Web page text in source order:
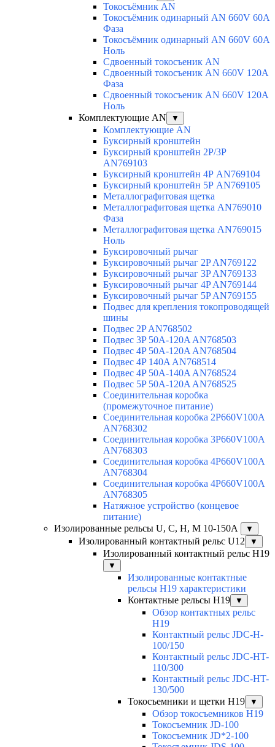
Токосъёмник AN
Токосъёмник одинарный AN 660V 60A
Фаза
Токосъёмник одинарный AN 660V 60A
Ноль
Сдвоенный токосъеник AN
Сдвоенный токосъеник AN 660V 120A
Фаза
Сдвоенный токосъеник AN 660V 120A
Ноль
Комплектующие AN
▼
Комплектующие AN
Буксирный кронштейн
Буксирный кронштейн 2Р/3Р
AN769103
Буксирный кронштейн 4Р AN769104
Буксирный кронштейн 5Р AN769105
Металлографитовая щетка
Металлографитовая щетка AN769010
Фаза
Металлографитовая щетка AN769015
Ноль
Буксировочный рычаг
Буксировочный рычаг 2P AN769122
Буксировочный рычаг 3P AN769133
Буксировочный рычаг 4P AN769144
Буксировочный рычаг 5P AN769155
Подвес для крепления токопроводящей
шины
Подвес 2P AN768502
Подвес 3P 50A-120A AN768503
Подвес 4P 50A-120A AN768504
Подвес 4P 140A AN768514
Подвес 4P 50A-140A AN768524
Подвес 5P 50A-120A AN768525
Соединительная коробка
(промежуточное питание)
Соединительная коробка 2P660V100A
AN768302
Соединительная коробка 3P660V100A
AN768303
Соединительная коробка 4P660V100A
AN768304
Соединительная коробка 4P660V100A
AN768305
Натяжное устройство (концевое
питание)
Изолированные рельсы U, C, H, M 10-150А
▼
Изолированный контактный рельс U12 ▼
Изолированный контактный рельс Н19
▼
Изолированные контактные
рельсы Н19 характеристики
Контактные рельсы H19
▼
Обзор контактных рельс
H19
Контактный рельс JDC-H-
100/150
Контактный рельс JDC-HT-
110/300
Контактный рельс JDC-HT-
130/500
Токосъемники и щетки H19
▼
Обзор токосъемников H19
Токосъемник JD-100
Токосъемник JD*2-100